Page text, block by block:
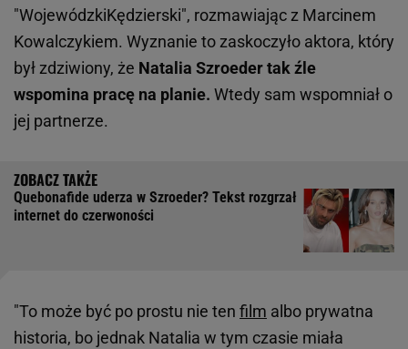
"WojewódzkiKędzierski", rozmawiając z Marcinem
Kowalczykiem. Wyznanie to zaskoczyło aktora, który
był zdziwiony, że Natalia Szroeder tak źle
wspomina pracę na planie. Wtedy sam wspomniał o
jej partnerze.
Quebonafide uderza w Szroeder? Tekst rozgrzał
internet do czerwoności
"To może być po prostu nie ten film albo prywatna
historia, bo jednak Natalia w tym czasie miała